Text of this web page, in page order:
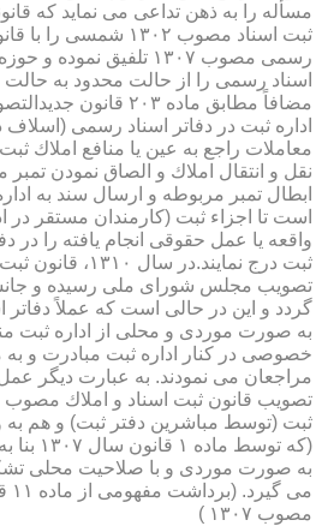
مسأله را به ذهن تداعی می نماید كه
ثبت اسناد مصوب ۱۳۰۲
رسمی مصوب ۱۳۰۷ تلفیق
اسناد رسمی را از حالت محدود به حالت
مضافاً مطابق ماده ۲۰۳
اداره ثبت در دفاتر اسناد رسمی (اسلاف
معاملات راجع به عین یا منافع املاك
نقل و انتقال املاك و الصاق نمودن تمبر
ابطال تمبر مربوطه و ارسال سند به
است تا اجزاء ثبت (كارمندان مستقر
واقعه یا عمل حقوقی انجام یافته را در
ثبت درج نمایند.در
به صورت موردی و محلی از اداره ثبت
خصوصی در كنار اداره ثبت مبادرت و به
مراجعان می نمودند. به عبارت دیگر عمل
ثبت (توسط مباشرین دفتر ثبت) و هم به
(كه توسط
به صورت موردی و با صلاحیت محلی
مصوب ۱۳۰۷ )